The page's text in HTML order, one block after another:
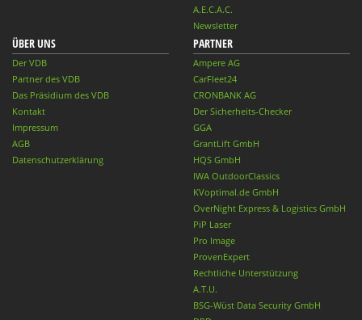
A.E.C.A.C.
Newsletter
ÜBER UNS
Der VDB
Partner des VDB
Das Präsidium des VDB
Kontakt
Impressum
AGB
Datenschutzerklärung
PARTNER
Ampere AG
CarFleet24
CRONBANK AG
Der Sicherheits-Checker
GGA
GrantLift GmbH
HQS GmbH
IWA OutdoorClassics
KVoptimal.de GmbH
OverNight Express & Logistics GmbH
PiP Laser
Pro Image
ProvenExpert
Rechtliche Unterstützung
A.T.U.
BSG-Wüst Data Security GmbH